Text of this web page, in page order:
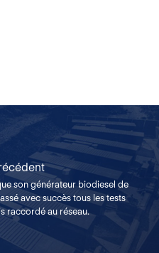
son générateur biodiesel de
avec succès tous les tests
raccordé au réseau.